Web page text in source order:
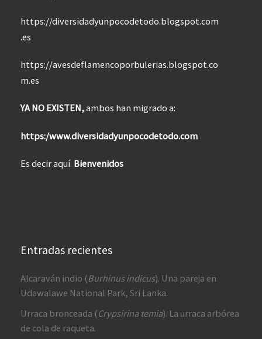
https://diversidadyunpocodetodo.blogspot.com
.es
https://avesdeflamencoporbulerias.blogspot.co
m.es
YA NO EXISTEN,ambos han migrado a:
https:/www.diversidadyunpocodetodo.com
Es decir aquí. Bienvenidos
Entradas recientes
Alcaraván indio (Burhinus indicus). Una pareja en
Udawalawe National Park, Sri Lanka.
Urraca bronceada (Crypsirina temia). La urraca arbórea
de cola de raqueta.